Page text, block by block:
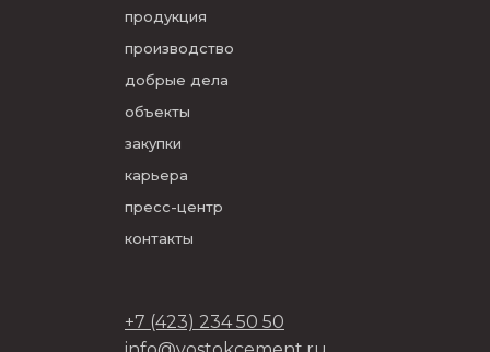
продукция
производство
добрые дела
объекты
закупки
карьера
пресс-центр
контакты
+7 (423) 234 50 50